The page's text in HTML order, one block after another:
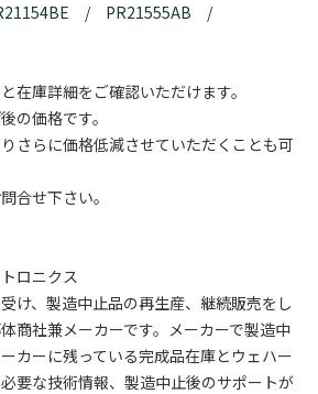
/ PR21555AB /
在庫詳細をご確認いただけます。
の価格です。
さらに価格低減させていただくことも可
合せ下さい。
ロニクス
け、製造中止品の再生産、継続販売をし
商社兼メーカーです。メーカーで製造中
カーに残っている完成品在庫とウェハー
要な技術情報、製造中止後のサポートが